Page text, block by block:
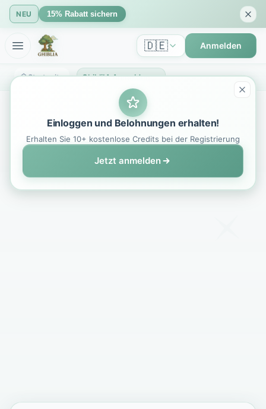
NEU 15% Rabatt sichern
🇩🇪 Anmelden
Startseite GhibliIA Anmeldung - Zugang zum Studio Ghibli KI-Kunstgenerator
Einloggen und Belohnungen erhalten!
Erhalten Sie 10+ kostenlose Credits bei der Registrierung
Jetzt anmelden